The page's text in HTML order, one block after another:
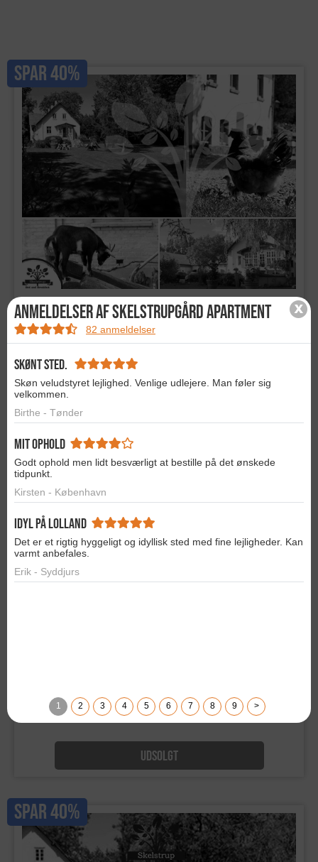
SPAR 40%
Ferielejlighed - super pris!
Tag en pause fra hverdagen med dette skønne ophold for 2
UDSOLGT
SPAR 40%
2 overnatninger for 2 personer i dejlig ferielejlighed i landlige
omgivelser inkl. 1 flaske mousserende vin. Værdi kr. 1125,-
UDSOLGT
SPAR 40%